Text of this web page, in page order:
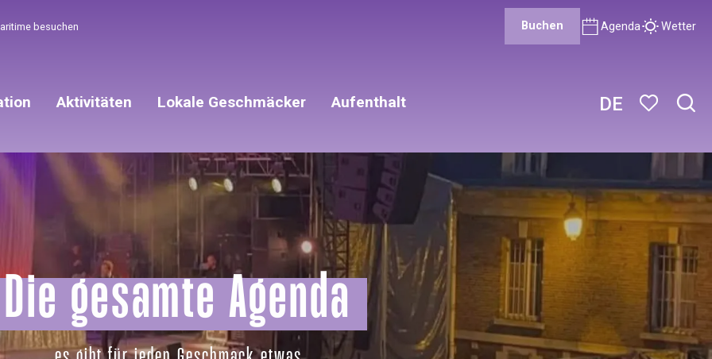
DE
besuchen Buchen Agenda Wetter
Aktivitäten Lokale Geschmäcker Aufenthalt
Die gesamte Agenda